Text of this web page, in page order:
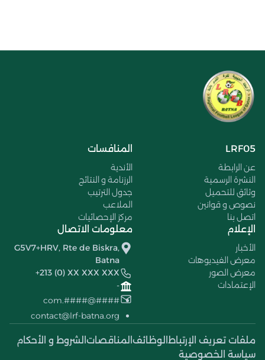
LRF05
عن الرابطة
النشرة الرسمية
وثائق للتحميل
نصوص و قوانين
اتصل بنا
المنافسات
الأندية
الرزنامة و النتائج
جدول الترتيب
الملاعب
مركز الإحصائيات
الإعلام
الأخبار
معرض الفيديوهات
معرض الصور
الإعتمادات
معلومات الاتصال
G5V7+HRV, Rte de Biskra,
Batna
+213 (0) XX XXX XXX
-
####@####.com
contact@lrf-batna.org
ملفات تعريف الإرتباط الوظائف المناقصات الشروط و الأحكام
سياسة الخصوصية